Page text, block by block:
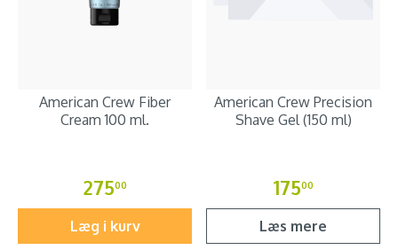
American Crew Fiber
Cream 100 ml.
27500
Læg i kurv
American Crew Precision
Shave Gel (150 ml)
17500
Læs mere